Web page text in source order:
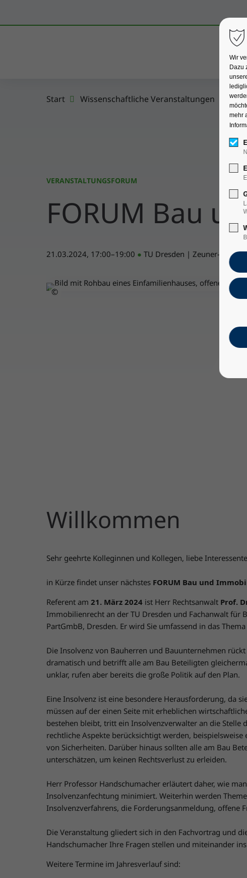
Start Wissenschaftliche Veranstaltungen
VERANSTALTUNGSFORUM
FORUM Bau
21.03.2024, 17:00–19:00 ● TU Dresden | Zeuner-Bau,
©
Willkommen
Sehr geehrte Kolleginnen und Kollegen, liebe
in Kürze findet unser nächstes FORUM Bau und
Referent am 21. März 2024 ist Herr Rechtsanwalt Prof.
Immobilienrecht an der TU Dresden und Fachanwalt für
PartGmbB, Dresden. Er wird Sie umfassend in das
Die Insolvenz von Bauherren und Bauunternehmen
dramatisch und betrifft alle am Bau Beteiligten
unklar, rufen aber bereits die große Politik auf den Plan.
Eine Insolvenz ist eine besondere Herausforderung, da
müssen auf der einen Seite mit erheblichen
bestehen bleibt, tritt ein Insolvenzverwalter an die Stelle
rechtliche Aspekte berücksichtigt werden,
von Sicherheiten. Darüber hinaus sollten alle am Bau
unterschätzen, um keinen Rechtsverlust zu erleiden.
Herr Professor Handschumacher erläutert daher, wie
Insolvenzanfechtung minimiert. Weiterhin werden
Insolvenzverfahrens, die Forderungsanmeldung, offene
Die Veranstaltung gliedert sich in den Fachvortrag und
Handschumacher Ihre Fragen stellen und miteinander
Weitere Termine im Jahresverlauf sind:
Wir
Dazu
mehr